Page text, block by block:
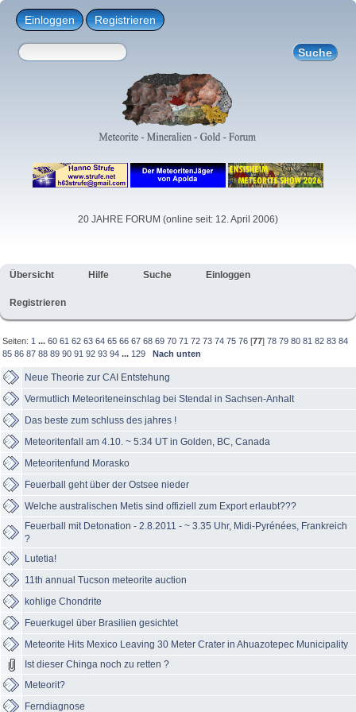
Einloggen Registrieren
20 JAHRE FORUM (online seit: 12. April 2006)
Übersicht Hilfe Suche Einloggen
Registrieren
Seiten: 1 ...60 61 62 63 64 65 66 67 68 69 70 71 72 73 74 75 76 [77]78 79 80 81 82 83 84
85 86 87 88 89 90 91 92 93 94 ... 129 Nach unten
Neue Theorie zur CAI Entstehung
Vermutlich Meteoriteneinschlag bei Stendal in Sachsen-Anhalt
Das beste zum schluss des jahres !
Meteoritenfall am 4.10. ~ 5:34 UT in Golden, BC, Canada
Meteoritenfund Morasko
Feuerball geht über der Ostsee nieder
Welche australischen Metis sind offiziell zum Export erlaubt???
Feuerball mit Detonation - 2.8.2011 - ~ 3.35 Uhr, Midi-Pyrénées, Frankreich
?
Lutetia!
11th annual Tucson meteorite auction
kohlige Chondrite
Feuerkugel über Brasilien gesichtet
Meteorite Hits Mexico Leaving 30 Meter Crater in Ahuazotepec Municipality
Ist dieser Chinga noch zu retten ?
Meteorit?
Ferndiagnose